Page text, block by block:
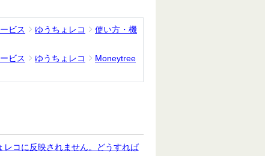
ビス ゆうちょレコ
使い方・機
ビス ゆうちょレコ
Moneytree
コに反映されません。どうすれば